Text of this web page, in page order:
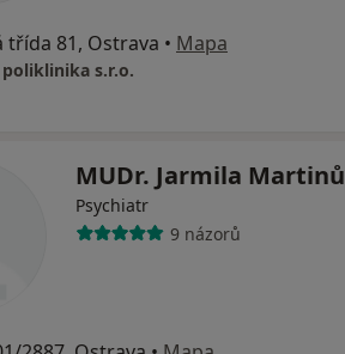
třída 81, Ostrava • Mapa
s.r.o.
MUDr. Jarmila Martinů
Psychiatr
9 názorů